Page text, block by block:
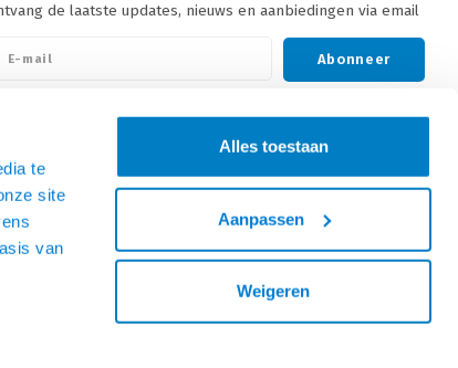
te
site
van
Alles toestaan
Aanpassen
Weigeren
de laatste updates, nieuws en aanbiedingen via email
Abonneer